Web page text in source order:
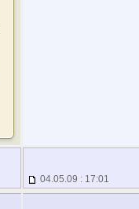
04.05.09 : 17:01